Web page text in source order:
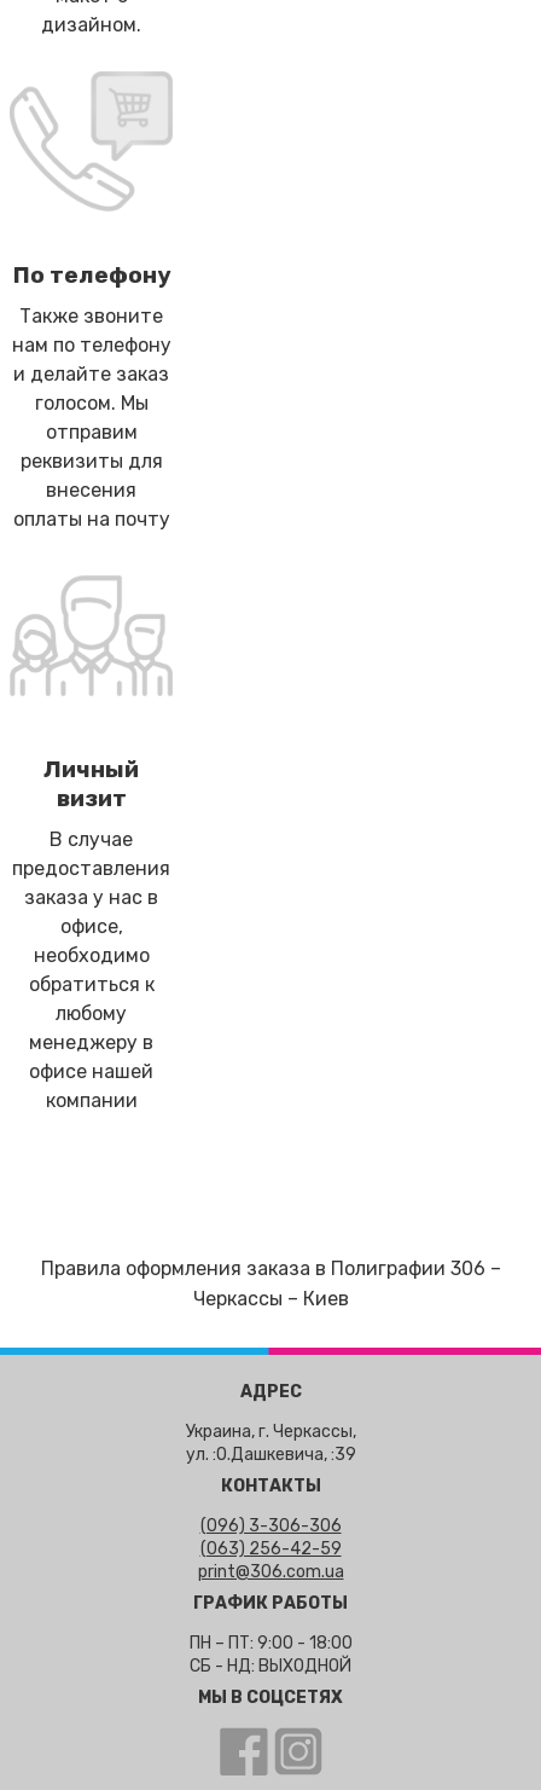
дизайном.
По телефону
Также звоните
нам по телефону
и делайте заказ
голосом. Мы
отправим
реквизиты для
внесения
оплаты на почту
Личный
визит
В случае
предоставления
заказа у нас в
офисе,
необходимо
обратиться к
любому
менеджеру в
офисе нашей
компании
Правила оформления заказа в Полиграфии 306 –
Черкассы – Киев
АДРЕС
Украина, г. Черкассы,
ул. :О.Дашкевича, :39
КОНТАКТЫ
(096) 3-306-306
(063) 256-42-59
print@306.com.ua
ГРАФИК РАБОТЫ
ПН – ПТ: 9:00 - 18:00
СБ - НД: ВЫХОДНОЙ
МЫ В СОЦСЕТЯХ